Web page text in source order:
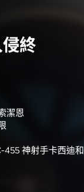
終
潔恩
455 神射手卡西迪和